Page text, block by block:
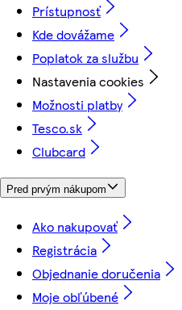
Prístupnosť
Kde dovážame
Poplatok za službu
Nastavenia cookies
Možnosti platby
Tesco.sk
Clubcard
Pred prvým nákupom
Ako nakupovať
Registrácia
Objednanie doručenia
Moje obľúbené